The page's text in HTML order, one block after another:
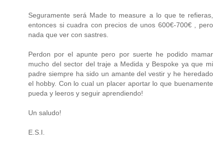
Seguramente será Made to measure a lo que te refieras,
entonces si cuadra con precios de unos 600€-700€ , pero
nada que ver con sastres.
Perdon por el apunte pero por suerte he podido mamar
mucho del sector del traje a Medida y Bespoke ya que mi
padre siempre ha sido un amante del vestir y he heredado
el hobby. Con lo cual un placer aportar lo que buenamente
pueda y leeros y seguir aprendiendo!
Un saludo!
E.S.I.